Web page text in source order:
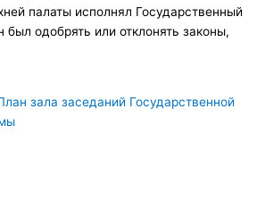
палаты исполнял Государственный
был одобрять или отклонять законы,